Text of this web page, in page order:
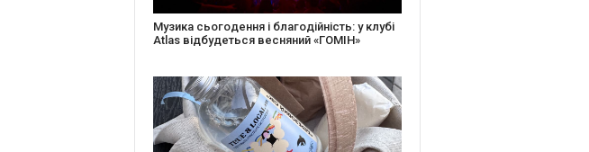
Створіть святкову листівку та допоможіть
стареньким: майстер-клас від БФ «Юлині